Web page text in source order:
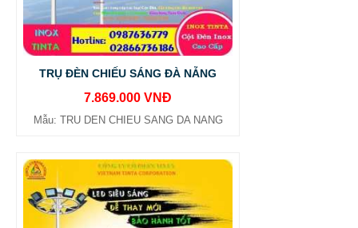
TRỤ ĐÈN CHIẾU SÁNG ĐÀ NẴNG
7.869.000 VNĐ
Mẫu: TRU DEN CHIEU SANG DA NANG